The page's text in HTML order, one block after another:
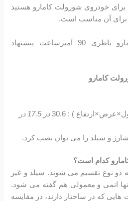
برای خودروی شورولت کامارو هستید
برای آن مناسب است.
برای خودرو شورولت کامارو باطری 90 آمپرساعت پیشنهاد
کامارو
) : 30.6
در 17.5 در
شارژ و سیلد را می توان نصب کرد.
کدام است؟
دو نوع تقسیم می شوند. سیلد و غیر
اتمی و معمولی هم گفته می شود.
هایی که در ساختار دارند، در مقایسه